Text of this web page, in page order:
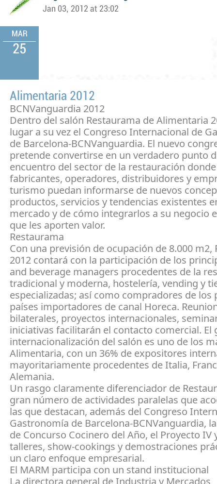
Jan 03, 2012 at 23:02
MAR
25
Alimentaria 2012
BCNVanguardia 2012
Dentro del salón Restaurama de Alimentaria
lugar a su vez el Congreso Internacional de
de Barcelona-BCNVanguardia. El nuevo
pretende convertirse en un verdadero punto
encuentro del sector de la restauración
fabricantes, operadores, distribuidores y
turismo puedan informarse de nuevos
productos, servicios y tendencias existentes
mercado y de cómo integrarlos a su negocio
que les aporten valor.
Restaurama
Con una previsión de ocupación de 8.000 m2,
2012 contará con la participación de los
and beverage managers procedentes de la
tradicional y moderna, hostelería, vending y
especializadas; así como compradores de los
países importadores de canal Horeca.
bilaterales, proyectos internacionales,
iniciativas facilitarán el contacto comercial. El
internacionalización del salón es uno de los
Alimentaria, con un 36% de expositores
mayoritariamente procedentes de Italia,
Alemania.
Un rasgo claramente diferenciador de
gran número de actividades paralelas que
las que destacan, además del Congreso
Gastronomía de Barcelona-BCNVanguardia,
de Concurso Cocinero del Año, el Proyecto IV
talleres, show-cookings y demostraciones
un claro enfoque empresarial.
El MARM participa con un stand institucional
La directora general de Industria y Mercados